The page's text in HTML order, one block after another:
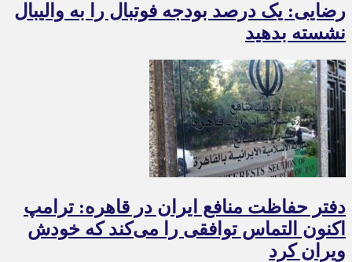
رضایی: یک درصد بودجه فوتبال را به والیبال
نشسته بدهید
دفتر حفاظت منافع ایران در قاهره: ترامپ
اکنون التماس توافقی را می‌کند که خودش
ویران کرد